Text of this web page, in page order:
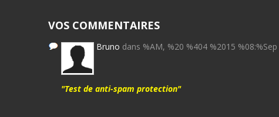
VOS COMMENTAIRES
Bruno dans %AM, %20 %404 %2015 %08:%Sep
"Test de anti-spam protection"